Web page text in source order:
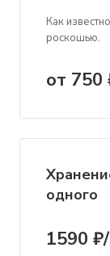
Как
роскошью.
от
одного
1590